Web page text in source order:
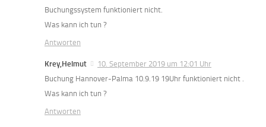
Buchungssystem funktioniert nicht.
Was kann ich tun ?
Antworten
Krey,Helmut
10. September 2019 um 12:01 Uhr
Buchung Hannover-Palma 10.9.19 19Uhr funktioniert nicht .
Was kann ich tun ?
Antworten